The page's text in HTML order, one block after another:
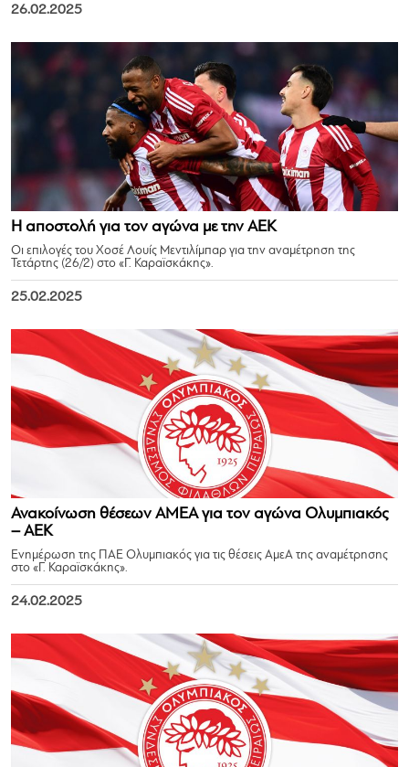
26.02.2025
Η αποστολή για τον αγώνα με την ΑΕΚ
Οι επιλογές του Χοσέ Λουίς Μεντιλίμπαρ για την αναμέτρηση της
Τετάρτης (26/2) στο «Γ. Καραϊσκάκης».
25.02.2025
Ανακοίνωση θέσεων ΑΜΕΑ για τον αγώνα Ολυμπιακός
– ΑΕΚ
Ενημέρωση της ΠΑΕ Ολυμπιακός για τις θέσεις ΑμεΑ της αναμέτρησης
στο «Γ. Καραϊσκάκης».
24.02.2025